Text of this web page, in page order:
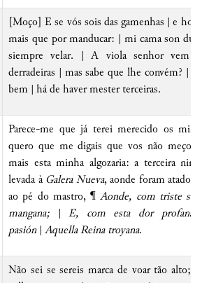
[Moço] E se vós sois das gamenhas | e
mais que por manducar: | mi cama son
siempre velar. | A viola senhor vem
derradeiras | mas sabe que lhe convém? |
bem | há de haver mester terceiras.
Parece-me que já terei merecido os mil
quero que me digais que vos não meço
mais esta minha algozaria: a terceira
levada à Galera Nueva, aonde foram atados
ao pé do mastro, ¶Aonde, com triste
mangana; |E, com esta dor profana,
pasión| Aquella Reina troyana.
Não sei se sereis marca de voar tão alto;